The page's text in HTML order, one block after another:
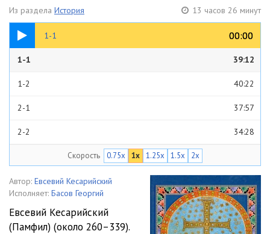
Из раздела История 13 часов 26 минут
1-1 00:00
00:00
39:12
1-1 39:12
1-2 40:22
2-1 37:57
2-2 34:28
3-2 32:24
32:05
4-1 23:53
Скорость 0.75x 1x 1.25x 1.5x 2x
Автор: Евсевий Кесарийский
Исполняет: Басов Георгий
Евсевий Кесарийский
(Памфил) (около 260–339).